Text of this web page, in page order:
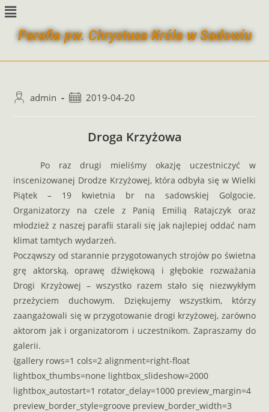
Parafia pw. Chrystusa Króla w Sadowiu
admin 2019-04-20
Droga Krzyżowa
Po raz drugi mieliśmy okazję uczestniczyć w
inscenizowanej Drodze Krzyżowej, która odbyła się w Wielki
Piątek – 19 kwietnia br na sadowskiej Golgocie.
Organizatorzy na czele z Panią Emilią Ratajczyk oraz
młodzież z naszej parafii starali się jak najlepiej oddać nam
klimat tamtych wydarzeń.
Począwszy od starannie przygotowanych strojów po świetna
grę aktorską, oprawę dźwiękową i głębokie rozważania
Drogi Krzyżowej – wszystko razem stało się niezwykłym
przeżyciem duchowym. Dziękujemy wszystkim, którzy
zaangażowali się w przygotowanie drogi krzyżowej, zarówno
aktorom jak i organizatorom i uczestnikom. Zapraszamy do
galerii.
{gallery rows=1 cols=2 alignment=right-float
lightbox_thumbs=none lightbox_slideshow=2000
lightbox_autostart=1 rotator_delay=1000 preview_margin=4
preview_border_style=groove preview_border_width=3